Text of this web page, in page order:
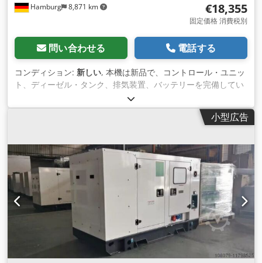
Hamburg 8,871 km €18,355
固定価格 消費税別
問い合わせる 電話する
コンディション: 新しい, 本機は新品で、コントロール・ユニッ
ト、ディーゼル・タンク、排気装置、バッテリーを完備してい
る。 説明: モデル Dwedpsmhf Inofx Alioa モデル： NWR300
リカルドモーターニューパワー発電機 発電機セット 連続出
力： 275 kVA / 220 kW 最大出力：300 kVA / 242 kW エンジ
ットブレーカー 周波数：50 Hz電圧 : 400/230 V 電子速度制
御、AVR、バッテリー充電器、亜鉛メッキ遮音材、冷却水ヒー
ターを含む、 制御装置：Comap AMF8、主電源 寸法：
3930x1330x2010 mm 重量： 約2741 kg ディーゼル・タン
ク：480リットル 100%負荷時： 44 L/h 75%負荷時：39 L/h
50%負荷時：26 L/h メインモニター、メインフィード、防音仕
様 すぐに使用可能 追加費用 400A 自動切替スイッチ 630A 自動
切替スイッチ 配送： - 追加料金にて、荷降ろしを含む全世界へ
の輸送が可能です。 - 正確な運賃をお知りになりたい場合は、
お客様の詳細とご住所を明記の上、お問い合わせください。 ジ
小型広告